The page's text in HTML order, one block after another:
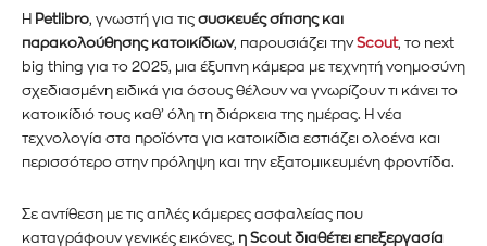
Η Petlibro, γνωστή για τις συσκευές σίτισης και
παρακολούθησης κατοικίδιων, παρουσιάζει τηνScout, το next
big thing για το 2025, μια έξυπνη κάμερα με τεχνητή νοημοσύνη
σχεδιασμένη ειδικά για όσους θέλουν να γνωρίζουν τι κάνει το
κατοικίδιό τους καθ’ όλη τη διάρκεια της ημέρας. Η νέα
τεχνολογία στα προϊόντα για κατοικίδια εστιάζει ολοένα και
περισσότερο στην πρόληψη και την εξατομικευμένη φροντίδα.
Σε αντίθεση με τις απλές κάμερες ασφαλείας που
καταγράφουν γενικές εικόνες, η Scout διαθέτει επεξεργασία